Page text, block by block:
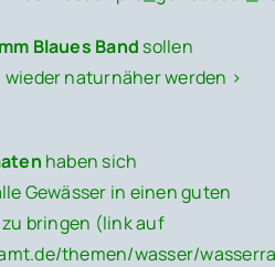
Blaues Band sollen
naturnäher werden >
haben sich
Gewässer in einen guten
bringen (link auf
themen/wasser/